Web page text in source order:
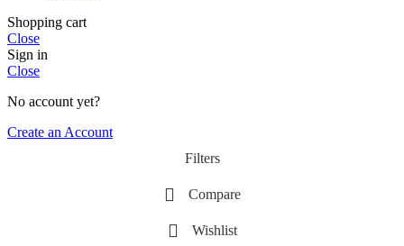
Shopping cart
Close
Sign in
Close
No account yet?
Create an Account
Filters
Compare
Wishlist